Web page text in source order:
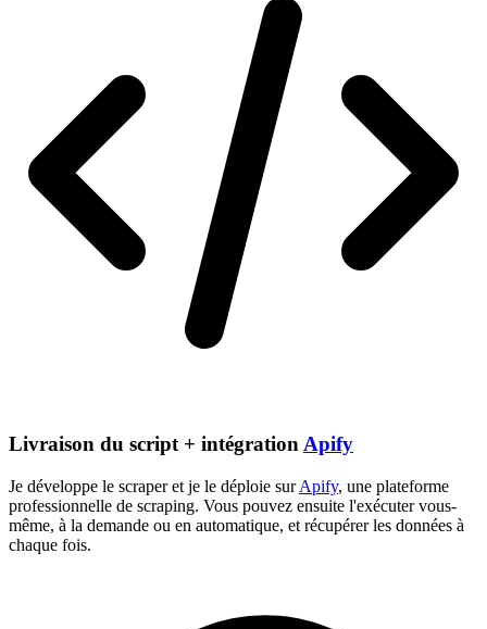
Livraison du script + intégration Apify
Je développe le scraper et je le déploie surApify, une plateforme
professionnelle de scraping. Vous pouvez ensuite l'exécuter vous-
même, à la demande ou en automatique, et récupérer les données à
chaque fois.